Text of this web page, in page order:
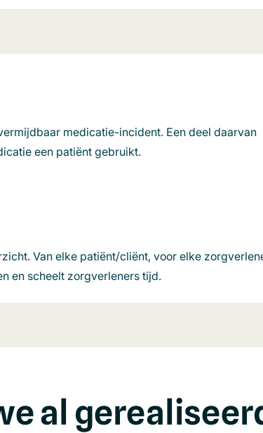
medicatie-incident. Een deel daarvan
een patiënt gebruikt.
Van elke patiënt/cliënt, voor elke
en scheelt zorgverleners tijd.
al